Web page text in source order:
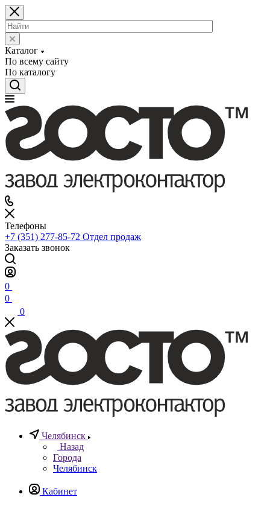
Каталог
По всему сайту
По каталогу
Телефоны
+7 (351) 277-85-72 Отдел продаж
Заказать звонок
0
0
0
Челябинск
Назад
Города
Челябинск
Кабинет